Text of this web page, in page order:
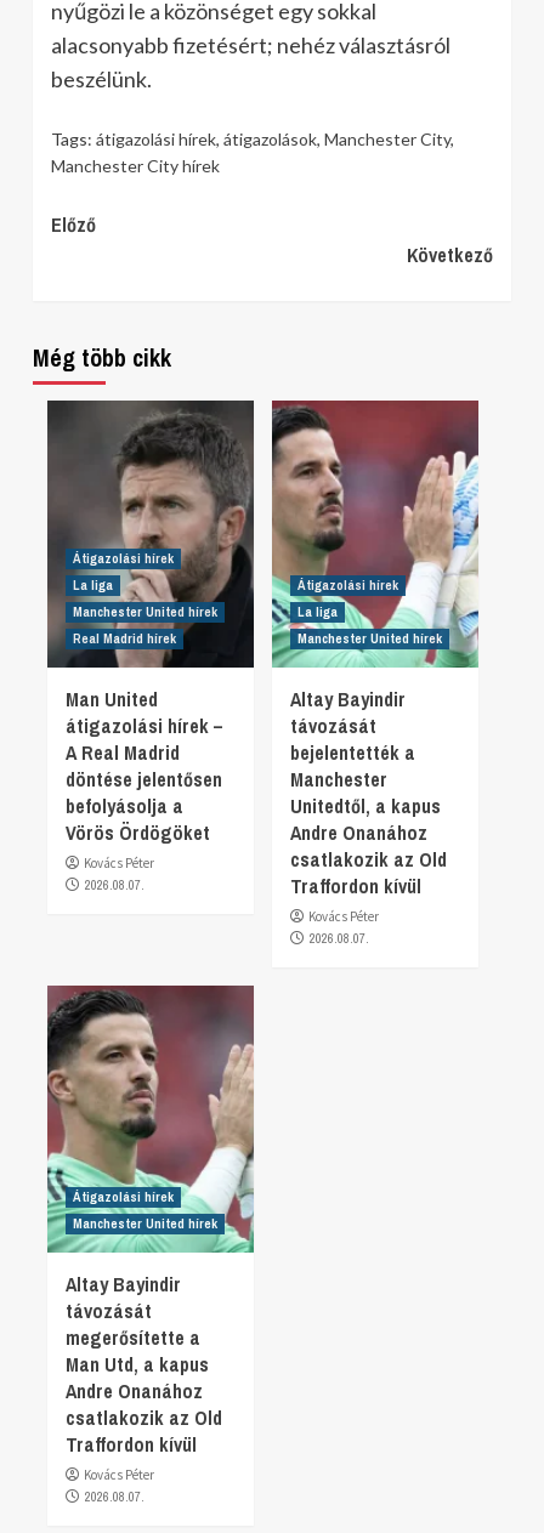
nyűgözi le a közönséget egy sokkal
alacsonyabb fizetésért; nehéz választásról
beszélünk.
Tags: átigazolási hírek, átigazolások, Manchester City,
Manchester City hírek
Continue
Előző
Következő
Még több cikk
Átigazolási hírek
La liga
Manchester United hírek
Real Madrid hírek
Man United
átigazolási hírek –
A Real Madrid
döntése jelentősen
befolyásolja a
Vörös Ördögöket
Kovács Péter
2026.08.07.
Átigazolási hírek
La liga
Manchester United hírek
Altay Bayindir
távozását
bejelentették a
Manchester
Unitedtől, a kapus
Andre Onanához
csatlakozik az Old
Traffordon kívül
Kovács Péter
2026.08.07.
Átigazolási hírek
Manchester United hírek
Altay Bayindir
távozását
megerősítette a
Man Utd, a kapus
Andre Onanához
csatlakozik az Old
Traffordon kívül
Kovács Péter
2026.08.07.